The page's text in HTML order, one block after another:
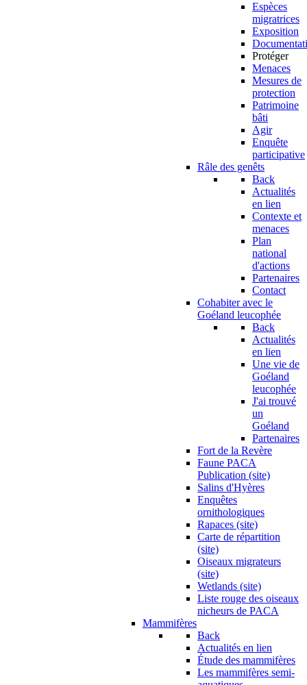
Espèces
migratrices
Exposition
Protéger
Menaces
Mesures de
protection
Patrimoine
bâti
Agir
Enquête
participative
Râle des genêts
Back
Actualités
en lien
Contexte et
menaces
Plan
national
d'actions
Partenaires
Contact
Cohabiter avec le
Goéland leucophée
Back
Actualités
en lien
Une vie de
Goéland
leucophée
J'ai trouvé
un
Goéland
Partenaires
Fort de la Revère
Faune PACA
Publication (site)
Salins d'Hyères
Enquêtes
ornithologiques
Rapaces (site)
Carte de répartition
(site)
Oiseaux migrateurs
(site)
Wetlands (site)
Liste rouge des oiseaux
nicheurs de PACA
Mammifères
Back
Actualités en lien
Étude des mammifères
Les mammifères semi-